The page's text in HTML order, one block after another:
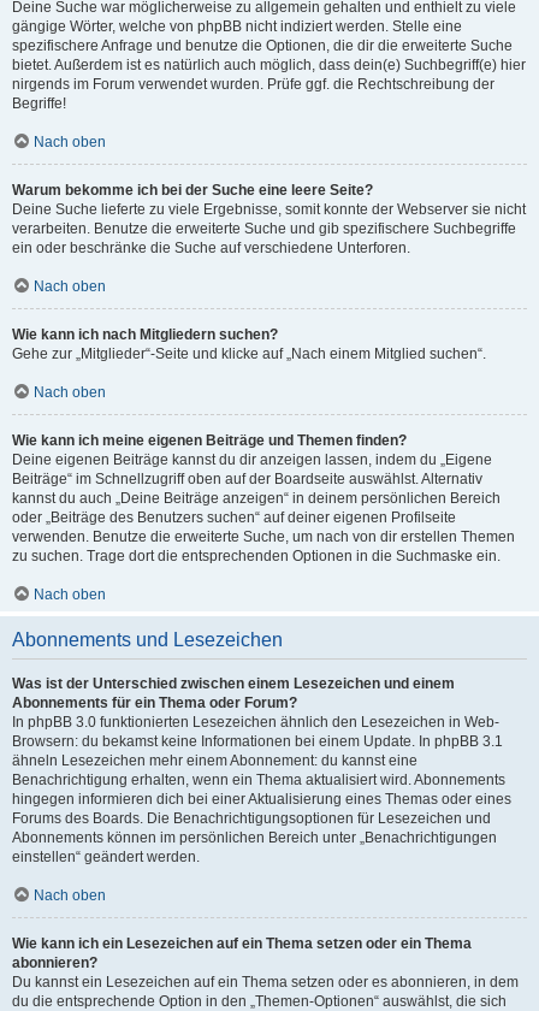
Deine Suche war möglicherweise zu allgemein gehalten und enthielt zu viele
gängige Wörter, welche von phpBB nicht indiziert werden. Stelle eine
spezifischere Anfrage und benutze die Optionen, die dir die erweiterte Suche
bietet. Außerdem ist es natürlich auch möglich, dass dein(e) Suchbegriff(e) hier
nirgends im Forum verwendet wurden. Prüfe ggf. die Rechtschreibung der
Begriffe!
Nach oben
Warum bekomme ich bei der Suche eine leere Seite?
Deine Suche lieferte zu viele Ergebnisse, somit konnte der Webserver sie nicht
verarbeiten. Benutze die erweiterte Suche und gib spezifischere Suchbegriffe
ein oder beschränke die Suche auf verschiedene Unterforen.
Nach oben
Wie kann ich nach Mitgliedern suchen?
Gehe zur „Mitglieder“-Seite und klicke auf „Nach einem Mitglied suchen“.
Nach oben
Wie kann ich meine eigenen Beiträge und Themen finden?
Deine eigenen Beiträge kannst du dir anzeigen lassen, indem du „Eigene
Beiträge“ im Schnellzugriff oben auf der Boardseite auswählst. Alternativ
kannst du auch „Deine Beiträge anzeigen“ in deinem persönlichen Bereich
oder „Beiträge des Benutzers suchen“ auf deiner eigenen Profilseite
verwenden. Benutze die erweiterte Suche, um nach von dir erstellen Themen
zu suchen. Trage dort die entsprechenden Optionen in die Suchmaske ein.
Nach oben
Abonnements und Lesezeichen
Was ist der Unterschied zwischen einem Lesezeichen und einem
Abonnements für ein Thema oder Forum?
In phpBB 3.0 funktionierten Lesezeichen ähnlich den Lesezeichen in Web-
Browsern: du bekamst keine Informationen bei einem Update. In phpBB 3.1
ähneln Lesezeichen mehr einem Abonnement: du kannst eine
Benachrichtigung erhalten, wenn ein Thema aktualisiert wird. Abonnements
hingegen informieren dich bei einer Aktualisierung eines Themas oder eines
Forums des Boards. Die Benachrichtigungsoptionen für Lesezeichen und
Abonnements können im persönlichen Bereich unter „Benachrichtigungen
einstellen“ geändert werden.
Nach oben
Wie kann ich ein Lesezeichen auf ein Thema setzen oder ein Thema
abonnieren?
Du kannst ein Lesezeichen auf ein Thema setzen oder es abonnieren, in dem
du die entsprechende Option in den „Themen-Optionen“ auswählst, die sich